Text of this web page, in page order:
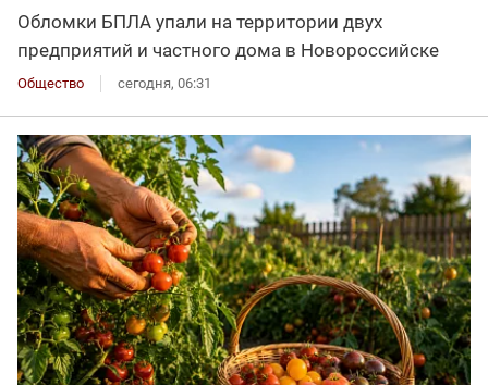
Обломки БПЛА упали на территории двух
предприятий и частного дома в Новороссийске
Общество сегодня, 06:31